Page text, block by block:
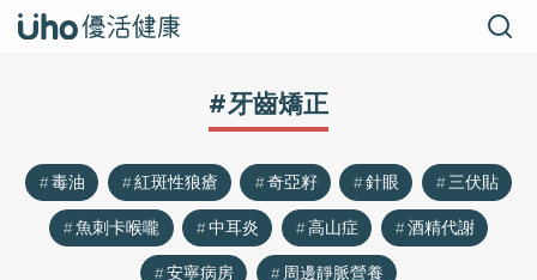
#牙齒矯正
毒油 紅斑性狼瘡 奇亞籽 針眼
三伏貼
魚刺卡喉嚨
中耳炎 高山症
酒精代謝
安寧病房
周邊靜脈營養